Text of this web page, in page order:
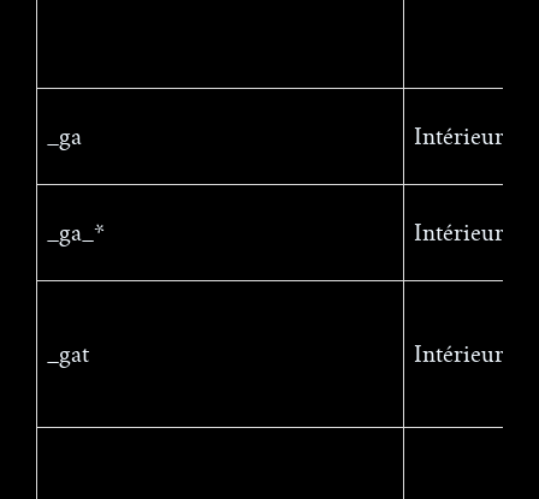
_ga Intérieur
_ga_* Intérieur
_gat Intérieur